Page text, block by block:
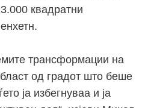
квадратни
трансформации на
од градот што беше
ја избегнуваа и ја